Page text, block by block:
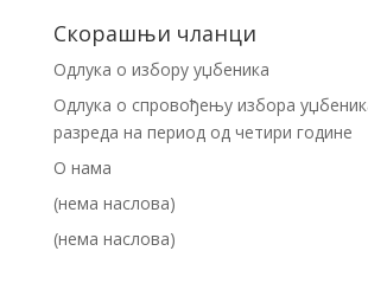
Скорашњи чланци
Одлука о избору уџбеника
Одлука о спровођењу избора
разреда на период од четири године
О нама
(нема наслова)
(нема наслова)